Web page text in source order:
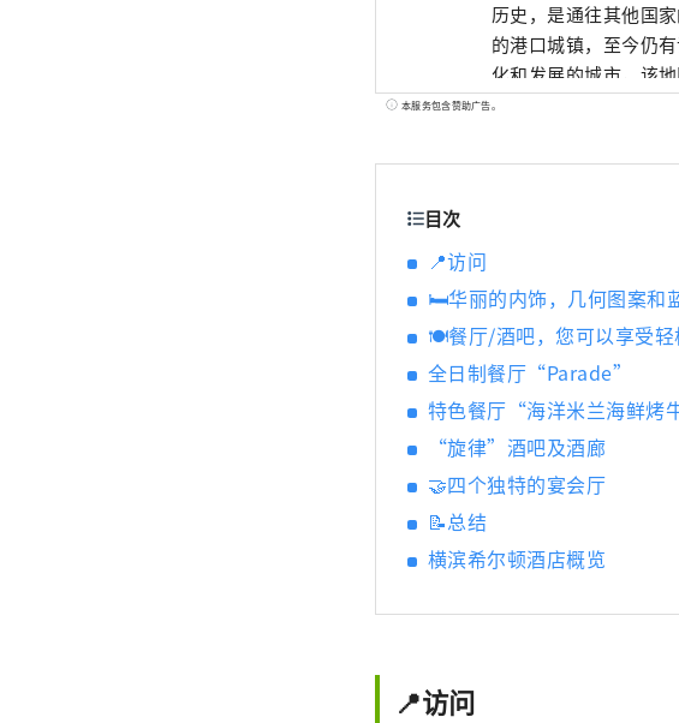
历史，是通往其他国
的港口城镇，至今仍
化和发展的城市，该
座令人兴奋的城市，
本服务包含赞助广告。
目次
📍访问
🛏华丽的内饰，几何图案和
🍽餐厅/酒吧，您可以享受轻
全日制餐厅“Parade”
特色餐厅“海洋米兰海鲜烤
“旋律”酒吧及酒廊
🤝四个独特的宴会厅
📝总结
横滨希尔顿酒店概览
📍访问